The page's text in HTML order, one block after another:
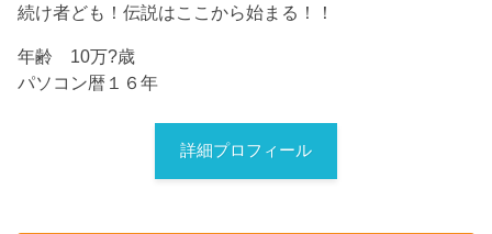
続け者ども！伝説はここから始まる！！
年齢 10万?歳
パソコン暦１６年
詳細プロフィール